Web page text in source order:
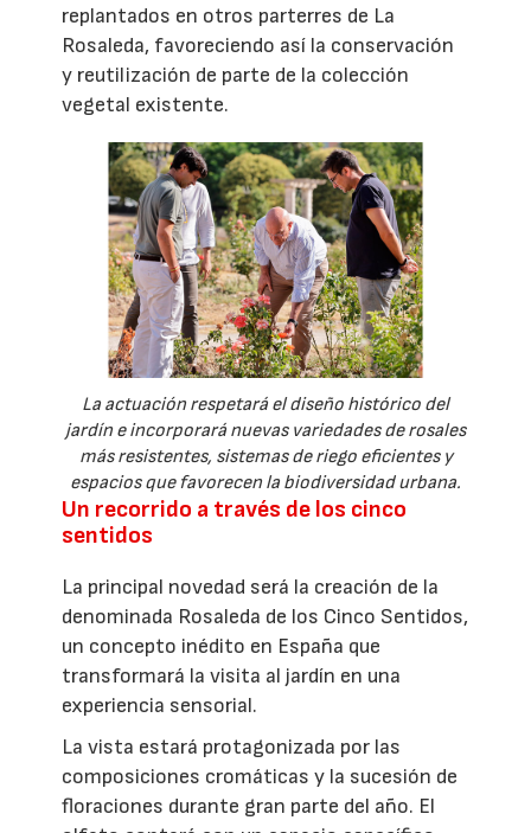
replantados en otros parterres de La
Rosaleda, favoreciendo así la conservación
y reutilización de parte de la colección
vegetal existente.
La actuación respetará el diseño histórico del
jardín e incorporará nuevas variedades de rosales
más resistentes, sistemas de riego eficientes y
espacios que favorecen la biodiversidad urbana.
Un recorrido a través de los cinco
sentidos
La principal novedad será la creación de la
denominada Rosaleda de los Cinco Sentidos,
un concepto inédito en España que
transformará la visita al jardín en una
experiencia sensorial.
La vista estará protagonizada por las
composiciones cromáticas y la sucesión de
floraciones durante gran parte del año. El